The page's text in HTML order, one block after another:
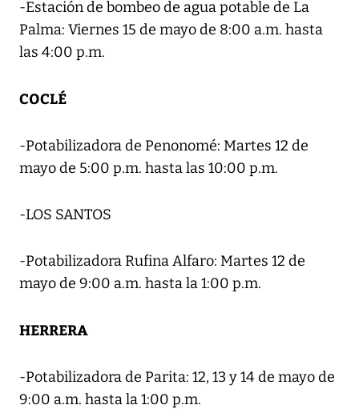
-Estación de bombeo de agua potable de La
Palma: Viernes 15 de mayo de 8:00 a.m. hasta
las 4:00 p.m.
COCLÉ
-Potabilizadora de Penonomé: Martes 12 de
mayo de 5:00 p.m. hasta las 10:00 p.m.
-LOS SANTOS
-Potabilizadora Rufina Alfaro: Martes 12 de
mayo de 9:00 a.m. hasta la 1:00 p.m.
HERRERA
-Potabilizadora de Parita: 12, 13 y 14 de mayo de
9:00 a.m. hasta la 1:00 p.m.